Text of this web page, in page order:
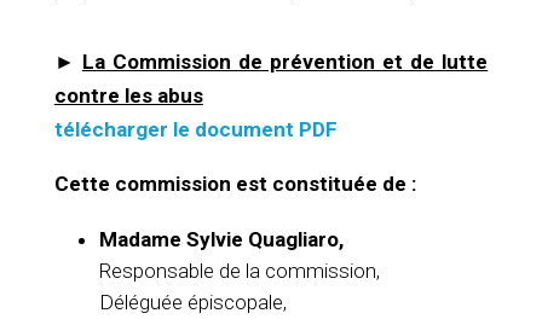
► La Commission de prévention et de lutte
contre les abus
télécharger le document PDF
Cette commission est constituée de :
Madame Sylvie Quagliaro,
Responsable de la commission,
Déléguée épiscopale,